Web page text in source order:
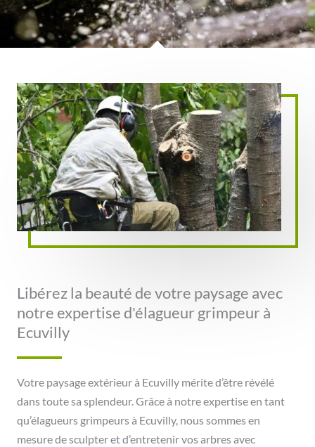
Libérez la beauté de votre paysage avec
notre expertise d'élagueur grimpeur à
Ecuvilly
Votre paysage extérieur à Ecuvilly mérite d’être révélé
dans toute sa splendeur. Grâce à notre expertise en tant
qu’élagueurs grimpeurs à Ecuvilly, nous sommes en
mesure de sculpter et d’entretenir vos arbres avec